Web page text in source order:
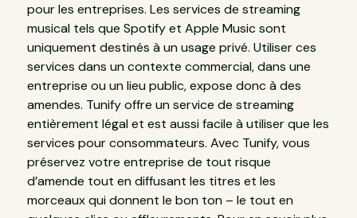
pour les entreprises. Les services de streaming
musical tels que Spotify et Apple Music sont
uniquement destinés à un usage privé. Utiliser ces
services dans un contexte commercial, dans une
entreprise ou un lieu public, expose donc à des
amendes. Tunify offre un service de streaming
entièrement légal et est aussi facile à utiliser que les
services pour consommateurs. Avec Tunify, vous
préservez votre entreprise de tout risque
d’amende tout en diffusant les titres et les
morceaux qui donnent le bon ton – le tout en